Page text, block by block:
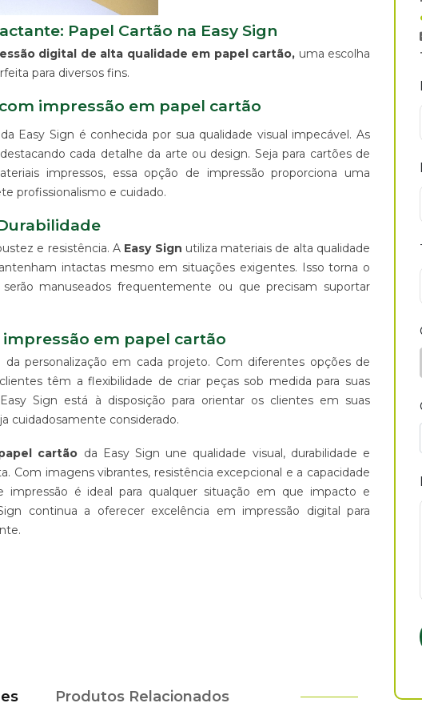
Papel Cartão na Easy Sign
digital de alta qualidade em papel cartão, uma escolha
para diversos fins.
impressão em papel cartão
da Easy Sign é conhecida por sua qualidade visual impecável. As
cada detalhe da arte ou design. Seja para cartões de
impressos, essa opção de impressão proporciona uma
profissionalismo e cuidado.
e resistência. A Easy Sign utiliza materiais de alta qualidade
intactas mesmo em situações exigentes. Isso torna o
manuseados frequentemente ou que precisam suportar
em papel cartão
personalização em cada projeto. Com diferentes opções de
têm a flexibilidade de criar peças sob medida para suas
Sign está à disposição para orientar os clientes em suas
cuidadosamente considerado.
cartão da Easy Sign une qualidade visual, durabilidade e
Com imagens vibrantes, resistência excepcional e a capacidade
impressão é ideal para qualquer situação em que impacto e
continua a oferecer excelência em impressão digital para
Produtos Relacionados